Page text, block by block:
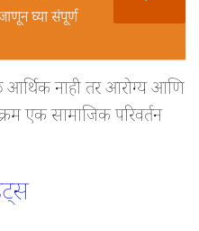
घ्या संपूर्ण
आर्थिक नाही तर आरोग्य आणि
एक सामाजिक परिवर्तन